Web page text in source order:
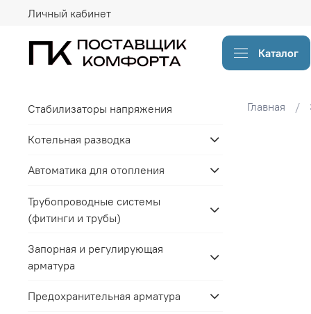
Личный кабинет
Каталог
Главная
Стабилизаторы напряжения
Котельная разводка
Автоматика для отопления
Трубопроводные системы
(фитинги и трубы)
Запорная и регулирующая
арматура
Предохранительная арматура